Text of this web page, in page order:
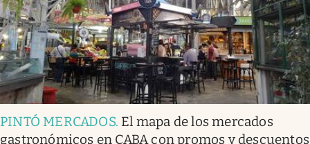
PINTÓ MERCADOS. El mapa de los mercados
gastronómicos en CABA con promos y descuentos